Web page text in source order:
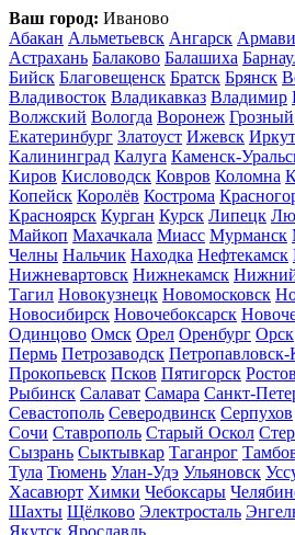
Ваш город: Иваново
Абакан Альметьевск Ангарск
Астрахань Балаково Балашиха
Бийск Благовещенск Братск Брянск
Владивосток Владикавказ Владимир
Волжский Вологда Воронеж Грозный
Екатеринбург Златоуст Ижевск
Калининград Калуга Каменск-
Киров Кисловодск Ковров Коломна
Копейск Королёв Кострома
Красноярск Курган Курск Липецк
Майкоп Махачкала Миасс Мурманск
Челны Нальчик Находка Нефтекамск
Нижневартовск Нижнекамск
Тагил Новокузнецк Новомосковск
Новосибирск Новочебоксарск
Одинцово Омск Орел Оренбург Орск
Пермь Петрозаводск
Прокопьевск Псков Пятигорск
Рыбинск Салават Самара Санкт-
Севастополь Северодвинск Серпухов
Сочи Ставрополь Старый Оскол
Сызрань Сыктывкар Таганрог
Тула Тюмень Улан-Удэ Ульяновск
Хасавюрт Химки Чебоксары
Шахты Щёлково Электросталь
Якутск Ярославль